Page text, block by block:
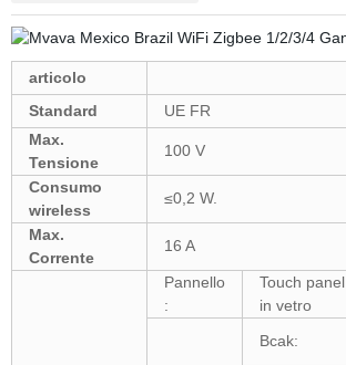
articolo
Standard
UE FR
Max.
Tensione
100 V
Consumo
wireless
≤0,2 W.
Max.
Corrente
16 A
Pannello
:
Touch panel
in vetro
Bcak: